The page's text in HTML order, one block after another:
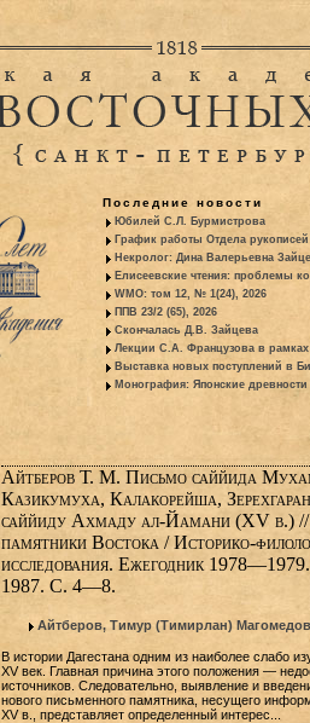
Последние новости
Юбилей С.Л. Бурмистрова
График работы Отдела
Некролог: Дина Валерьевна
Елисеевские чтения: проблемы
WMO: том 12, № 1(24), 2026
ППВ 23/2 (65), 2026
Скончалась Д.В. Зайцева
Лекции С.А. Французова в рамках
Выставка новых поступлений в
Монография: Японские древности
Айтберов Т. М. Письмо саййида
Казикумуха, Калакорейша,
саййиду Ахмаду ал-Йамани (XV в.)
памятники Востока / Историко-
исследования. Ежегодник
1987. С. 4—8.
Айтберов, Тимур (Тимирлан)
В истории Дагестана одним из наиболее слабо
XV век. Главная причина этого положения —
источников. Следовательно, выявление и
нового письменного памятника, несущего
XV в., представляет определенный интерес...